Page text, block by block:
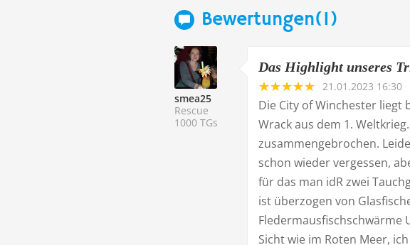
Bewertungen(1)
smea25
Rescue
1000 TGs
Das Highlight unseres
21.01.2023 16:30
Die City of Winchester liegt
Wrack aus dem 1.
zusammengebrochen.
schon wieder vergessen,
für das man idR zwei
ist überzogen von
Fledermausfischschwärme
Sicht wie im Roten Meer,